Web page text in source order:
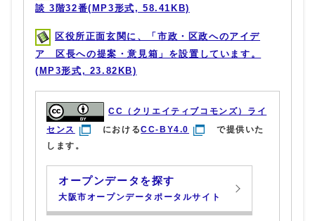
談 3階32番(MP3形式, 58.41KB)
区役所正面玄関に、「市政・区政へのアイデ
ア 区長への提案・意見箱」を設置しています。
(MP3形式, 23.82KB)
CC（クリエイティブコモンズ）ライ
センス
におけるCC-BY4.0
で提供いた
します。
オープンデータを探す
大阪市オープンデータポータルサイト